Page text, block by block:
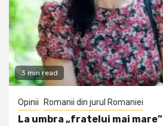
3 min read
Opinii Romanii din jurul Romaniei
La umbra „fratelui mai mare”